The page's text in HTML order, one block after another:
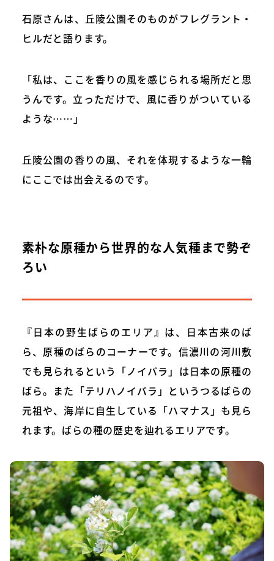
石原さんは、丘陵公園そのものがフレグラント・
ヒルだと語ります。
「私は、ここを香りの風を感じられる場所だと思
うんです。立っただけで、風に香りがついている
ような……」
丘陵公園の香りの風、それを体現するような一輪
にここでは出会えるのです。
素朴な原種から世界的な人気種まで勢ぞ
ろい
『日本の野生ばらのエリア』は、日本古来のば
ら、原種のばらのコーナーです。信濃川の河川敷
でも見られるという「ノイバラ」は日本の原種の
ばら。また「テリハノイバラ」というつるばらの
元祖や、海岸に自生している「ハマナス」も見ら
れます。ばらの種の歴史を辿れるエリアです。